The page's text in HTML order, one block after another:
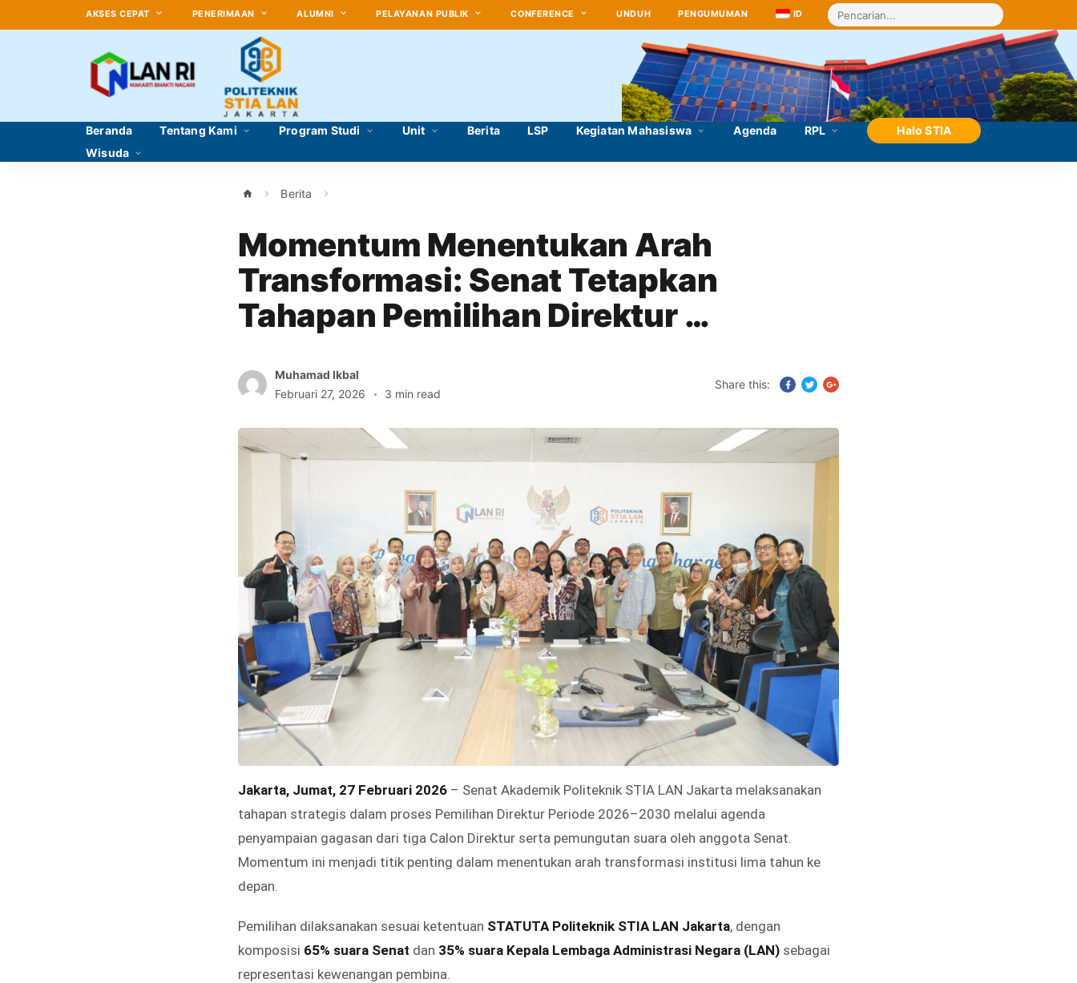
AKSES CEPAT PENERIMAAN ALUMNI PELAYANAN PUBLIK CONFERENCE UNDUH PENGUMUMAN ID
Beranda Tentang Kami Program Studi Unit Berita LSP Kegiatan Mahasiswa Agenda RPL
Halo STIA
Wisuda
Berita
Momentum Menentukan Arah
Transformasi: Senat Tetapkan
Tahapan Pemilihan Direktur
2030
Muhamad Ikbal
Februari 27, 2026
3 min read
Share this:
Jakarta, Jumat, 27 Februari 2026 – Senat Akademik Politeknik STIA LAN Jakarta melaksanakan
tahapan strategis dalam proses Pemilihan Direktur Periode 2026–2030 melalui agenda
penyampaian gagasan dari tiga Calon Direktur serta pemungutan suara oleh anggota Senat.
Momentum ini menjadi titik penting dalam menentukan arah transformasi institusi lima tahun ke
depan.
Pemilihan dilaksanakan sesuai ketentuan STATUTA Politeknik STIA LAN Jakarta, dengan
komposisi 65% suara Senat dan 35% suara Kepala Lembaga Administrasi Negara (LAN) sebagai
representasi kewenangan pembina.